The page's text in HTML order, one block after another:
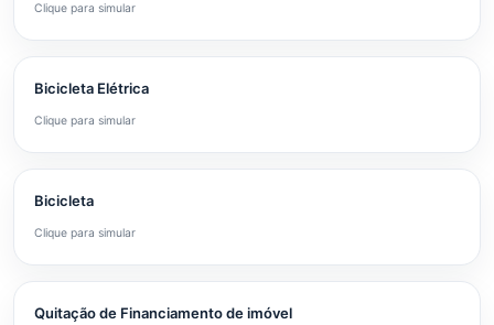
Clique para simular
Bicicleta Elétrica
Clique para simular
Bicicleta
Clique para simular
Quitação de Financiamento de imóvel